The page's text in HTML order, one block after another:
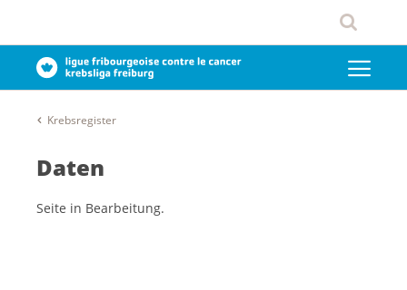
Krebsregister
Daten
Seite in Bearbeitung.